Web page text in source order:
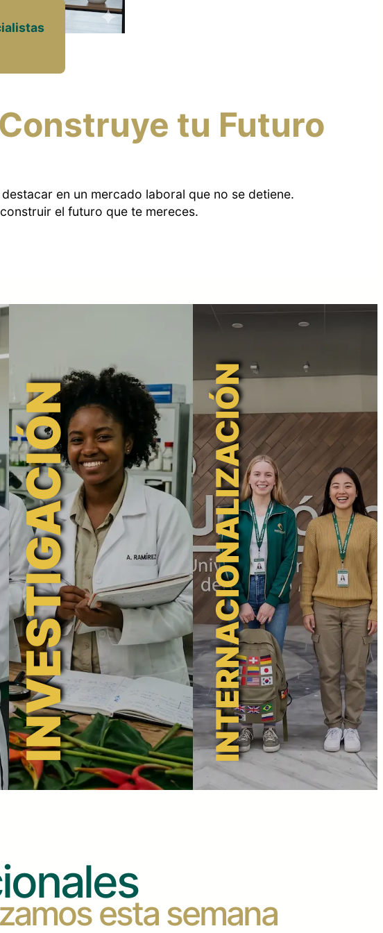
Construye tu Futuro
en un mercado laboral que no se detiene.
el futuro que te mereces.
INVESTIGACIÓN INTERNACIONALIZACIÓN
esta semana